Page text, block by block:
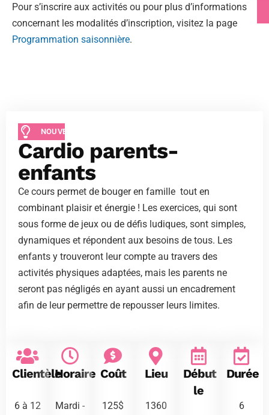
Pour s’inscrire aux activités ou pour plus d’informations
concernant les modalités d’inscription, visitez la page
Programmation saisonnière.
NOUVEAUTÉ
Cardio parents-
enfants
Ce cours permet de bouger en famille tout en
combinant plaisir et énergie ! Les exercices, qui sont
sous forme de jeux ou de défis ludiques, sont simples,
dynamiques et répondent aux besoins de tous. Les
enfants y trouveront leur compte au travers des
activités physiques adaptées, mais les parents ne
seront pas négligés en ayant aussi un encadrement
afin de leur permettre de repousser leurs limites.
Clientèle
6 à 12
Horaire
Mardi -
Coût
125$
Lieu
1360
Début
le
Durée
6